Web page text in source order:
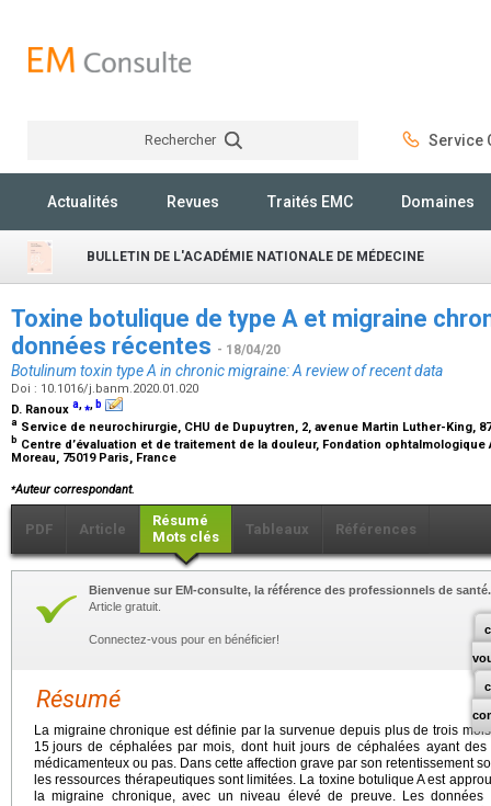
Rechercher Service
Actualités Revues Traités EMC Domaines
BULLETIN DE L'ACADÉMIE NATIONALE DE MÉDECINE
Toxine botulique de type A et migraine
données récentes - 18/04/20
Botulinum toxin type A in chronic migraine: A review of recent data
Doi : 10.1016/j.banm.2020.01.020
D. Ranoux a,⁎, b
a Service de neurochirurgie, CHU de Dupuytren, 2, avenue Martin Luther-King,
b Centre d’évaluation et de traitement de la douleur, Fondation
Moreau, 75019 Paris, France
⁎Auteur correspondant.
PDF Article
Résumé
Mots clés
Tableaux Références
Bienvenue sur EM-consulte, la référence des professionnels de santé.
Article gratuit.
Connectez-vous pour en bénéficier!
Résumé
La migraine chronique est définie par la survenue depuis plus de trois
15 jours de céphalées par mois, dont huit jours de céphalées ayant des
médicamenteux ou pas. Dans cette affection grave par son retentissement
les ressources thérapeutiques sont limitées. La toxine botulique A est
la migraine chronique, avec un niveau élevé de preuve. Les